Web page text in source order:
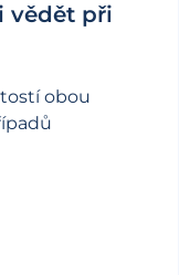
vědět při
obou